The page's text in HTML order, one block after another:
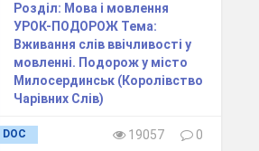
Розділ: Мова і мовлення
УРОК-ПОДОРОЖ Тема:
Вживання слів ввічливості у
мовленні. Подорож у місто
Милосердинськ (Королівство
Чарівних Слів)
DOC 19057
0